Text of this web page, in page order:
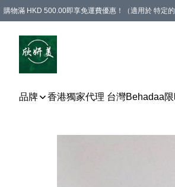
購物滿 HKD 500.00即享免運費優惠！（適用於 特定
品牌 香港獨家代理 台灣Behadaa